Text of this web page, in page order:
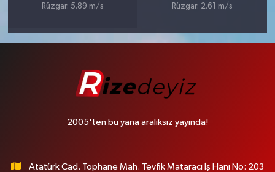
Rüzgar: 5.89 m/s
Rüzgar: 2.61 m/s
2005'ten bu yana aralıksız yayında!
Atatürk Cad. Tophane Mah. Tevfik Mataracı İş Hanı No: 203